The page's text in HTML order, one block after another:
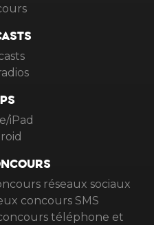
iPad
réseaux sociaux
concours SMS
téléphone et